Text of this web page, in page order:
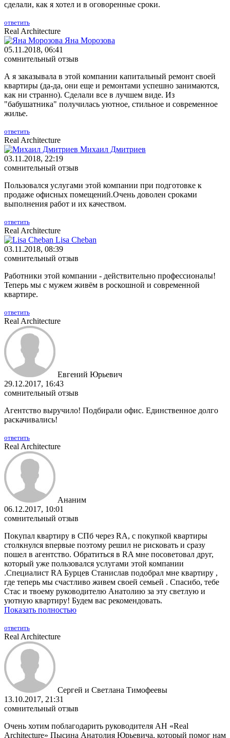
сделали, как я хотел и в оговоренные сроки.
ответить
Real Architecture
Яна Морозова
05.11.2018, 06:41
сомнительный отзыв
А я заказывала в этой компании капитальный ремонт своей
квартиры (да-да, они еще и ремонтами успешно занимаются,
как ни странно). Сделали все в лучшем виде. Из
"бабушатника" получилась уютное, стильное и современное
жилье.
ответить
Real Architecture
Михаил Дмитриев
03.11.2018, 22:19
сомнительный отзыв
Пользовался услугами этой компании при подготовке к
продаже офисных помещений.Очень доволен сроками
выполнения работ и их качеством.
ответить
Real Architecture
Lisa Cheban
03.11.2018, 08:39
сомнительный отзыв
Работники этой компании - действительно профессионалы!
Теперь мы с мужем живём в роскошной и современной
квартире.
ответить
Real Architecture
Евгений Юрьевич
29.12.2017, 16:43
сомнительный отзыв
Агентство выручило! Подбирали офис. Единственное долго
раскачивались!
ответить
Real Architecture
Ананим
06.12.2017, 10:01
сомнительный отзыв
Покупал квартиру в СПб через RA, с покупкой квартиры
столкнулся впервые поэтому решил не рисковать и сразу
пошел в агентство. Обратиться в RA мне посоветовал друг,
который уже пользовался услугами этой компании
.Специалист RA Бурцев Станислав подобрал мне квартиру ,
где теперь мы счастливо живем своей семьей . Спасибо, тебе
Стас и твоему руководителю Анатолию за эту светлую и
уютную квартиру! Будем вас рекомендовать.
Показать полностью
ответить
Real Architecture
Сергей и Светлана Тимофеевы
13.10.2017, 21:31
сомнительный отзыв
Очень хотим поблагодарить руководителя АН «Real
Architecture» Пысина Анатолия Юрьевича, который помог нам